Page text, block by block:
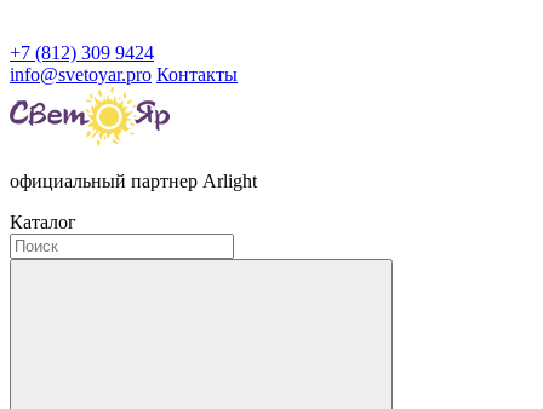
+7 (812) 309 9424
info@svetoyar.pro Контакты
официальный партнер Arlight
Каталог